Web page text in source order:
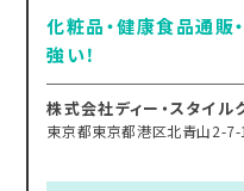
化粧品・健康食品通販
強い！
株式会社ディー・スタイル
東京都東京都港区北青山2-7-